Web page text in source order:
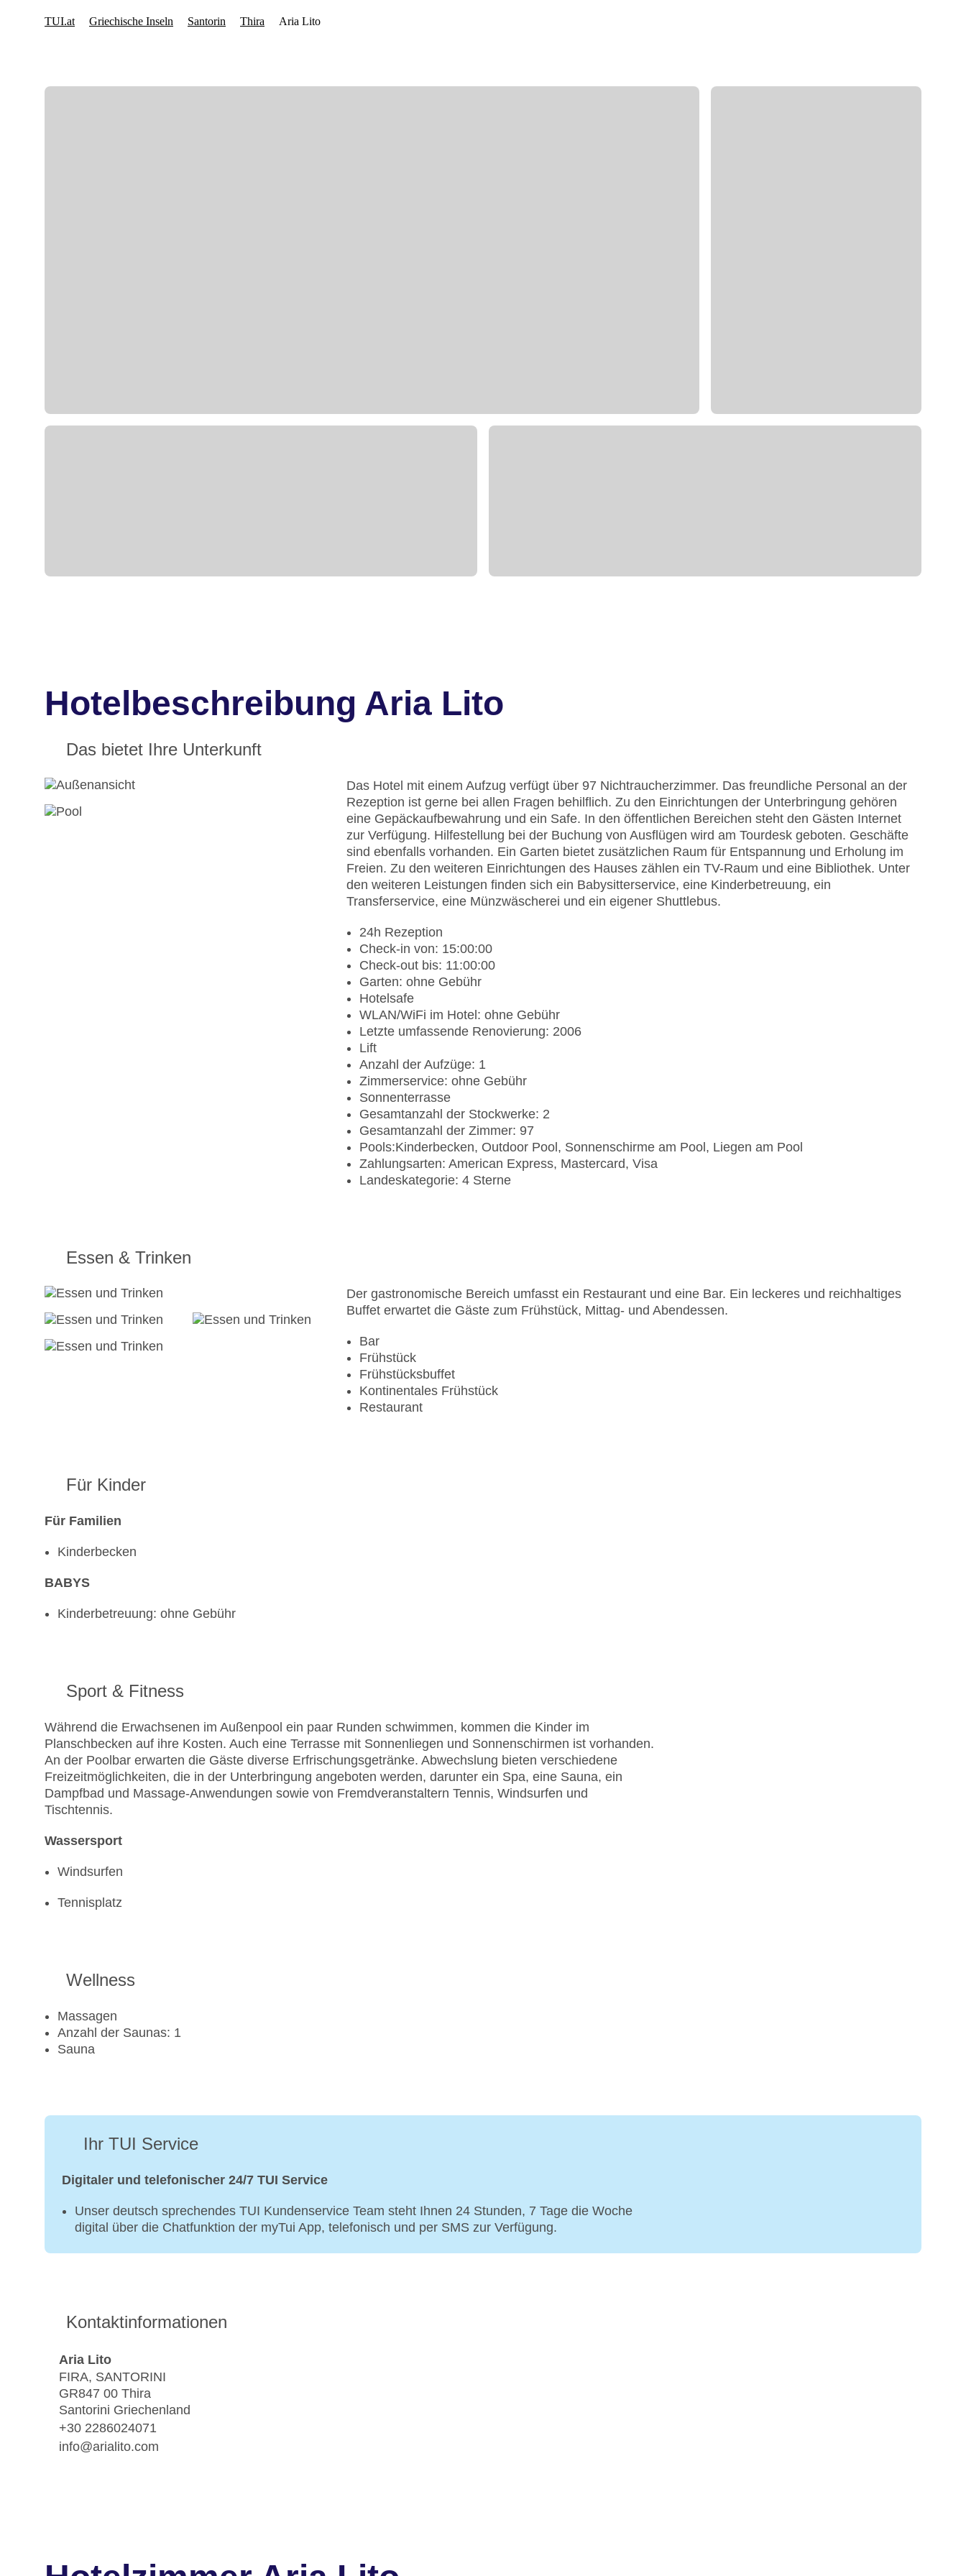
Hotelbeschreibung Aria Lito
Das bietet Ihre Unterkunft
Das Hotel mit einem Aufzug verfügt über 97 Nichtraucherzimmer. Das freundliche Personal an der
Rezeption ist gerne bei allen Fragen behilflich. Zu den Einrichtungen der Unterbringung gehören
eine Gepäckaufbewahrung und ein Safe. In den öffentlichen Bereichen steht den Gästen Internet
zur Verfügung. Hilfestellung bei der Buchung von Ausflügen wird am Tourdesk geboten. Geschäfte
sind ebenfalls vorhanden. Ein Garten bietet zusätzlichen Raum für Entspannung und Erholung im
Freien. Zu den weiteren Einrichtungen des Hauses zählen ein TV-Raum und eine Bibliothek. Unter
den weiteren Leistungen finden sich ein Babysitterservice, eine Kinderbetreuung, ein
Transferservice, eine Münzwäscherei und ein eigener Shuttlebus.
24h Rezeption
Check-in von: 15:00:00
Check-out bis: 11:00:00
Garten: ohne Gebühr
Hotelsafe
WLAN/WiFi im Hotel: ohne Gebühr
Letzte umfassende Renovierung: 2006
Lift
Anzahl der Aufzüge: 1
Zimmerservice: ohne Gebühr
Sonnenterrasse
Gesamtanzahl der Stockwerke: 2
Gesamtanzahl der Zimmer: 97
Pools:Kinderbecken, Outdoor Pool, Sonnenschirme am Pool, Liegen am Pool
Zahlungsarten: American Express, Mastercard, Visa
Landeskategorie: 4 Sterne
Essen & Trinken
Der gastronomische Bereich umfasst ein Restaurant und eine Bar. Ein leckeres und reichhaltiges
Buffet erwartet die Gäste zum Frühstück, Mittag- und Abendessen.
Bar
Frühstück
Frühstücksbuffet
Kontinentales Frühstück
Restaurant
Für Kinder
Für Familien
Kinderbecken
BABYS
Kinderbetreuung: ohne Gebühr
Sport & Fitness
Während die Erwachsenen im Außenpool ein paar Runden schwimmen, kommen die Kinder im
Planschbecken auf ihre Kosten. Auch eine Terrasse mit Sonnenliegen und Sonnenschirmen ist vorhanden.
An der Poolbar erwarten die Gäste diverse Erfrischungsgetränke. Abwechslung bieten verschiedene
Freizeitmöglichkeiten, die in der Unterbringung angeboten werden, darunter ein Spa, eine Sauna, ein
Dampfbad und Massage-Anwendungen sowie von Fremdveranstaltern Tennis, Windsurfen und
Tischtennis.
Wassersport
Windsurfen
Tennisplatz
Wellness
Massagen
Anzahl der Saunas: 1
Sauna
Ihr TUI Service
Digitaler und telefonischer 24/7 TUI Service
Unser deutsch sprechendes TUI Kundenservice Team steht Ihnen 24 Stunden, 7 Tage die Woche
digital über die Chatfunktion der myTui App, telefonisch und per SMS zur Verfügung.
Kontaktinformationen
Aria Lito
FIRA, SANTORINI
GR847 00 Thira
Santorini Griechenland
+30 2286024071
info@arialito.com